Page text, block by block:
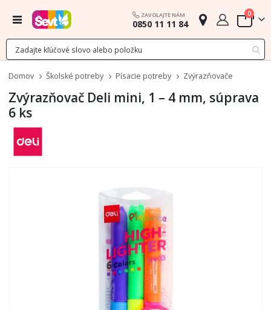
Menu ZAVOLAJTE NÁM
0850 11 11 84 Cart
0
Domov Školské potreby Písacie potreby Zvýrazňovače
Zvýrazňovač Deli mini, 1 – 4 mm, súprava
6 ks